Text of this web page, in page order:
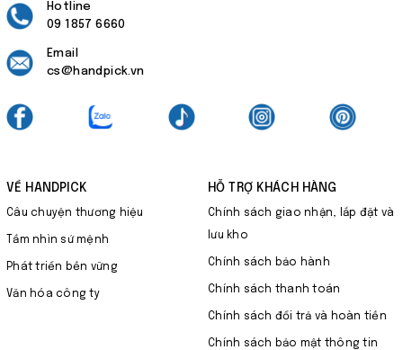
Hotline
09 1857 6660
Email
cs@handpick.vn
VỀ HANDPICK
Câu chuyện thương hiệu
Tầm nhìn sứ mệnh
Phát triển bền vững
Văn hóa công ty
HỖ TRỢ KHÁCH HÀNG
Chính sách giao nhận, lắp đặt và
lưu kho
Chính sách bảo hành
Chính sách thanh toán
Chính sách đổi trả và hoàn tiền
Chính sách bảo mật thông tin